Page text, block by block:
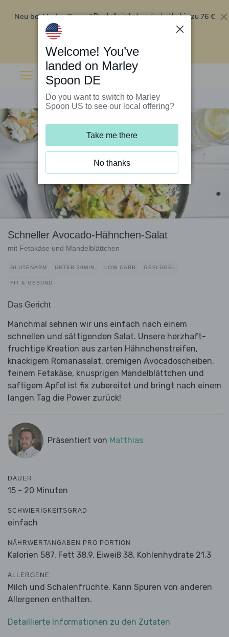
Neu bei Marley Spoon?Bestelle jetzt und erhalte bis zu 76 €
Rabatt auf deine ersten fünf Boxen
Schneller Avocado-Hähnchen-Salat
mit Fetakäse und Mandelblättchen
GLUTENARM UNTER 30MIN. LOW CARB GEFLÜGEL
FIT & GESUND
Das Gericht
Manchmal sehnen wir uns einfach nach einem
schnellen und sättigenden Salat. Unsere herzhaft-
fruchtige Kreation aus zarten Hähnchenstreifen,
knackigem Romanasalat, cremigen Avocadoscheiben,
feinem Fetakäse, knusprigen Mandelblättchen und
saftigem Apfel ist fix zubereitet und bringt nach einem
langen Tag die Power zurück!
Präsentiert von Matthias
DAUER
15 - 20 Minuten
SCHWIERIGKEITSGRAD
einfach
NÄHRWERTANGABEN PRO PORTION
Kalorien 587, Fett 38.9, Eiweiß 38, Kohlenhydrate 21.3
ALLERGENE
Milch und Schalenfrüchte. Kann Spuren von anderen
Allergenen enthalten.
Detaillierte Informationen zu den Zutaten
Welcome! You’ve
landed on Marley
Spoon DE
Do you want to switch to Marley
Spoon US to see our local offering?
Take me there
No thanks